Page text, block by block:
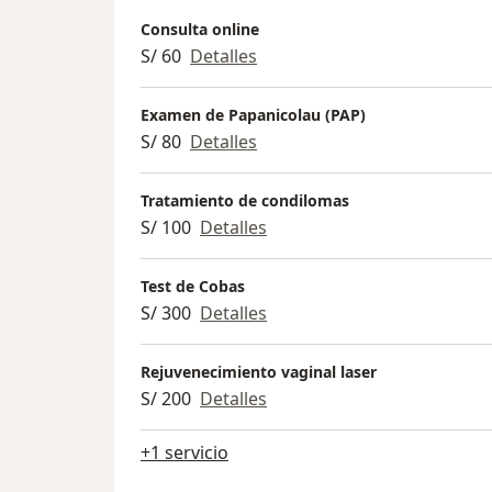
*Miembro de la Sociedad Iberoamericana
*Miembro del Fetal Group y de la Fetal
*Representante de CRIOCORD (Banco
*Miembro de la Sociedad Peruana y
Dr HENRY ROMERO H.
Edificio Clinica Chiclayo calle la Florida 225
Consulta online
S/ 60 Detalles
Examen de Papanicolau (PAP)
S/ 80 Detalles
Tratamiento de condilomas
S/ 100 Detalles
Test de Cobas
S/ 300 Detalles
Rejuvenecimiento vaginal laser
S/ 200 Detalles
+1 servicio